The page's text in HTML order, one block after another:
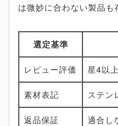
は微妙に合わない製品も
選定基準
レビュー評価 星4以
素材表記 ステン
返品保証 適合し